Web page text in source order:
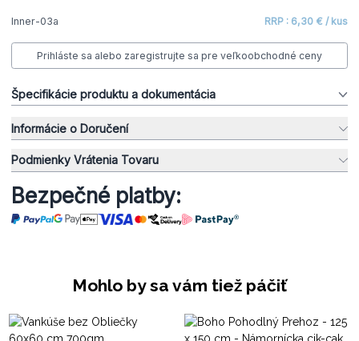
Inner-03a RRP : 6,30 € / kus
Prihláste sa alebo zaregistrujte sa pre veľkoobchodné ceny
Špecifikácie produktu a dokumentácia
Informácie o Doručení
Podmienky Vrátenia Tovaru
Bezpečné platby:
Mohlo by sa vám tiež páčiť